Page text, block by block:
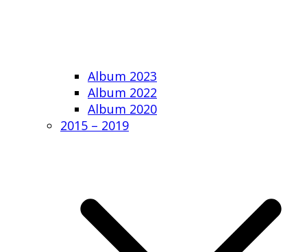
Album 2023
Album 2022
Album 2020
2015 – 2019